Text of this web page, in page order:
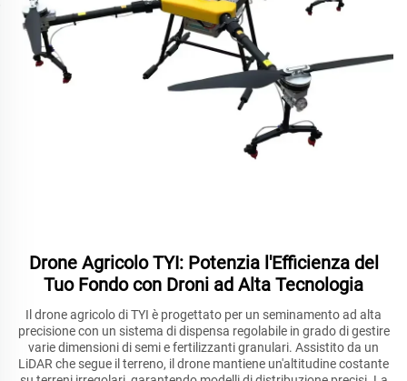
Drone Agricolo TYI: Potenzia l'Efficienza del
Tuo Fondo con Droni ad Alta Tecnologia
Il drone agricolo di TYI è progettato per un seminamento ad alta
precisione con un sistema di dispensa regolabile in grado di gestire
varie dimensioni di semi e fertilizzanti granulari. Assistito da un
LiDAR che segue il terreno, il drone mantiene un'altitudine costante